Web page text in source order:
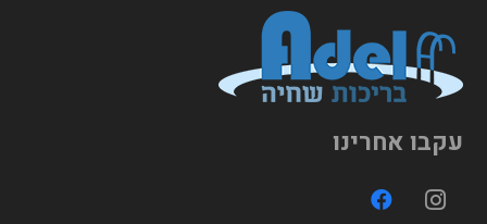
עקבו אחרינו